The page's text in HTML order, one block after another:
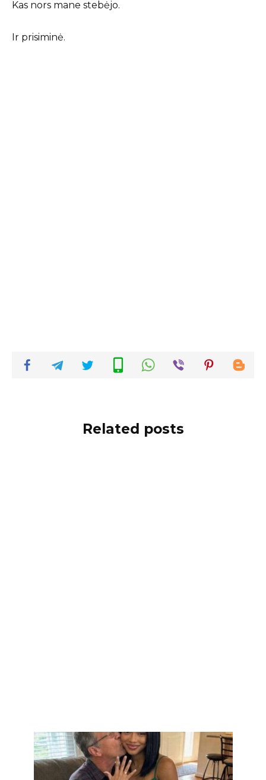
Kas nors mane stebėjo.
Ir prisiminė.
Related posts